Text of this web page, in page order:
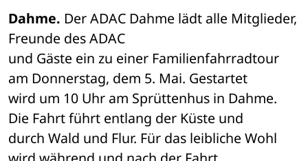
Dahme. Der ADAC Dahme lädt alle Mitglieder,
Freunde des ADAC
und Gäste ein zu einer Familienfahrradtour
am Donnerstag, dem 5. Mai. Gestartet
wird um 10 Uhr am Sprüttenhus in Dahme.
Die Fahrt führt entlang der Küste und
durch Wald und Flur. Für das leibliche Wohl